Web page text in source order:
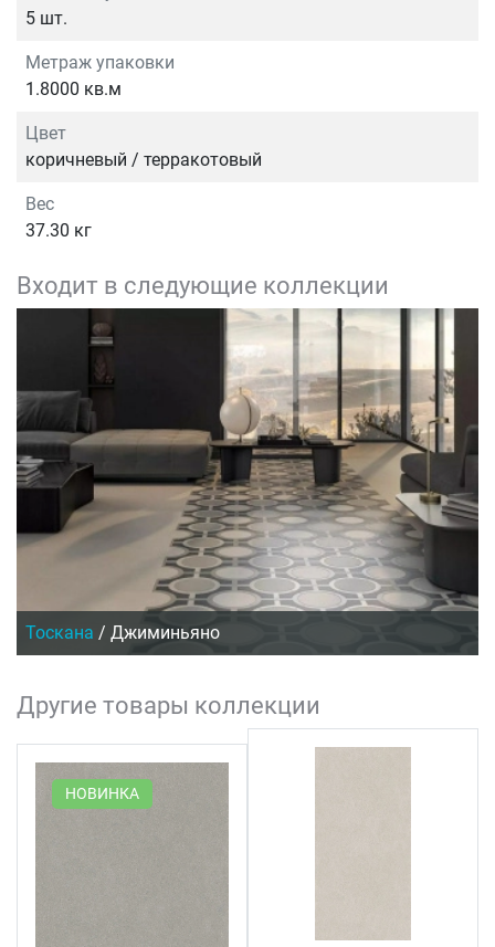
5 шт.
Метраж упаковки
1.8000 кв.м
Цвет
коричневый / терракотовый
Вес
37.30 кг
Входит в следующие коллекции
Тоскана / Джиминьяно
Другие товары коллекции
НОВИНКА